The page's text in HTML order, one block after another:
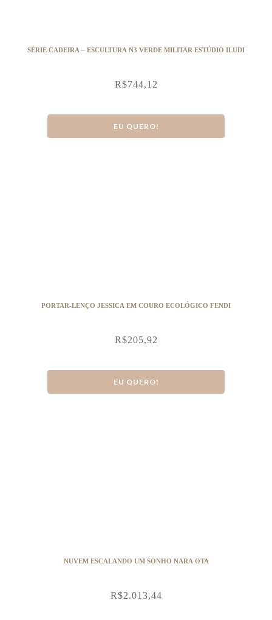
SÉRIE CADEIRA – ESCULTURA N3 VERDE MILITAR ESTÚDIO ILUDI
R$744,12
EU QUERO!
PORTAR-LENÇO JESSICA EM COURO ECOLÓGICO FENDI
R$205,92
EU QUERO!
NUVEM ESCALANDO UM SONHO NARA OTA
R$2.013,44